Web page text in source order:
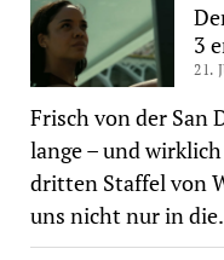
3
21.
Frisch von der San
lange – und
dritten Staffel von
uns nicht nur in